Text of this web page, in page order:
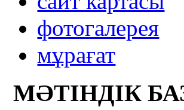
фотогалерея
мұрағат
МӘТІНДІК